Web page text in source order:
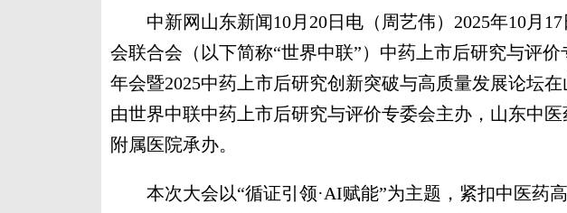
中新网山东新闻10月20日电（周艺伟）2025年10月17
会联合会（以下简称“世界中联”）中药上市后研究与评
年会暨2025中药上市后研究创新突破与高质量发展论坛
由世界中联中药上市后研究与评价专委会主办，山东中
附属医院承办。
本次大会以“循证引领·AI赋能”为主题，紧扣中医药